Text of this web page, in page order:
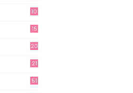
10
15
20
21
51